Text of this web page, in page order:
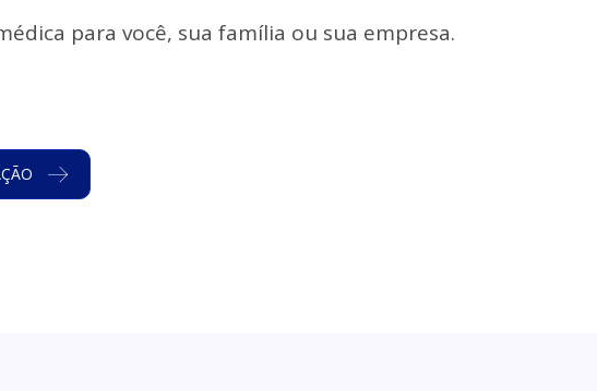
para você, sua família ou sua empresa.